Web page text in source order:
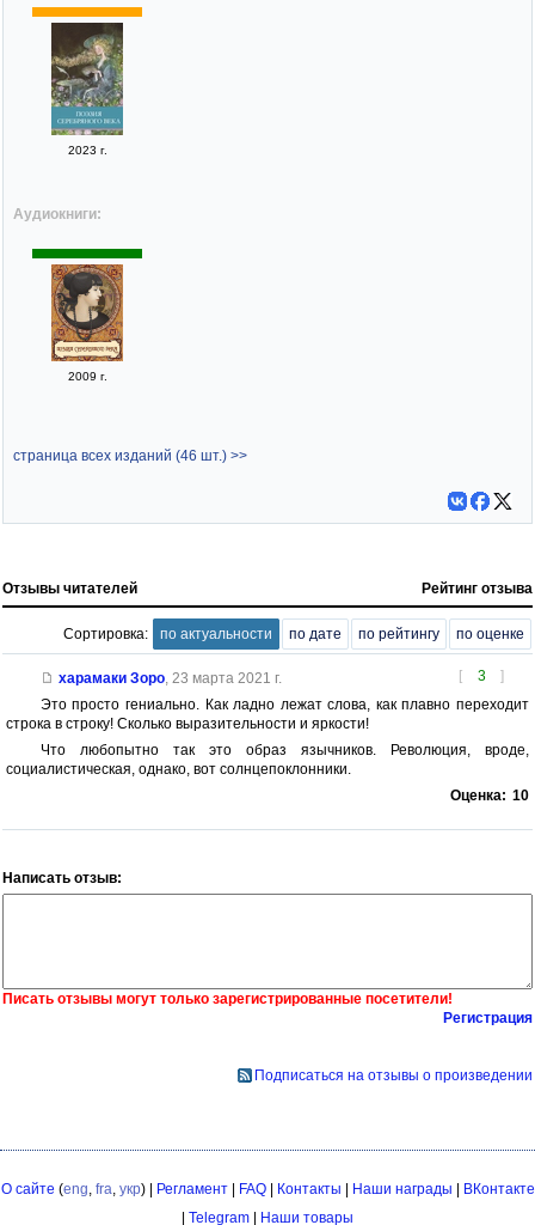
2023 г.
Аудиокниги:
2009 г.
страница всех изданий (46 шт.) >>
Отзывы читателей Рейтинг отзыва
Сортировка: по актуальности по дате по рейтингу по оценке
[ 3 ]
харамаки Зоро, 23 марта 2021 г.
Это просто гениально. Как ладно лежат слова, как плавно переходит
строка в строку! Сколько выразительности и яркости!
Что любопытно так это образ язычников. Революция, вроде,
социалистическая, однако, вот солнцепоклонники.
Оценка: 10
Написать отзыв:
Писать отзывы могут только зарегистрированные посетители!
Регистрация
Подписаться на отзывы о произведении
О сайте (eng fra укр) | Регламент| FAQ| Контакты | Наши награды | ВКонтакте
| Telegram | Наши товары